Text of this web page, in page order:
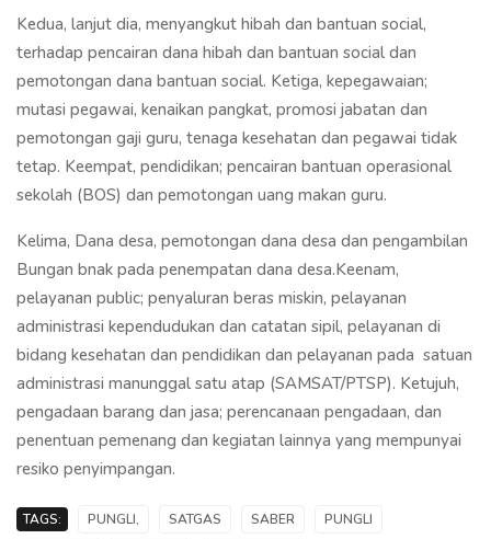
Kedua, lanjut dia, menyangkut hibah dan bantuan social,
terhadap pencairan dana hibah dan bantuan social dan
pemotongan dana bantuan social. Ketiga, kepegawaian;
mutasi pegawai, kenaikan pangkat, promosi jabatan dan
pemotongan gaji guru, tenaga kesehatan dan pegawai tidak
tetap. Keempat, pendidikan; pencairan bantuan operasional
sekolah (BOS) dan pemotongan uang makan guru.
Kelima, Dana desa, pemotongan dana desa dan pengambilan
Bungan bnak pada penempatan dana desa.Keenam,
pelayanan public; penyaluran beras miskin, pelayanan
administrasi kependudukan dan catatan sipil, pelayanan di
bidang kesehatan dan pendidikan dan pelayanan pada satuan
administrasi manunggal satu atap (SAMSAT/PTSP). Ketujuh,
pengadaan barang dan jasa; perencanaan pengadaan, dan
penentuan pemenang dan kegiatan lainnya yang mempunyai
resiko penyimpangan.
TAGS: PUNGLI, SATGAS SABER
PUNGLI